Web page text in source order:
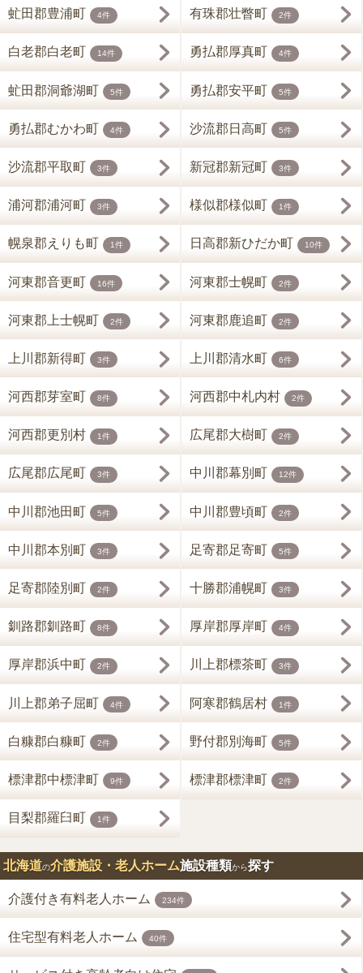
虻田郡豊浦町 4件 有珠郡壮瞥町 2件
白老郡白老町 14件 勇払郡厚真町 4件
虻田郡洞爺湖町 5件 勇払郡安平町 5件
勇払郡むかわ町 4件 沙流郡日高町 5件
沙流郡平取町 3件 新冠郡新冠町 3件
浦河郡浦河町 3件 様似郡様似町 1件
幌泉郡えりも町 1件 日高郡新ひだか町 10件
河東郡音更町 16件 河東郡士幌町 2件
河東郡上士幌町 2件 河東郡鹿追町 2件
上川郡新得町 3件 上川郡清水町 6件
河西郡芽室町 8件 河西郡中札内村 2件
河西郡更別村 1件 広尾郡大樹町 2件
広尾郡広尾町 3件 中川郡幕別町 12件
中川郡池田町 5件 中川郡豊頃町 2件
中川郡本別町 3件 足寄郡足寄町 5件
足寄郡陸別町 2件 十勝郡浦幌町 3件
釧路郡釧路町 8件 厚岸郡厚岸町 4件
厚岸郡浜中町 2件 川上郡標茶町 3件
川上郡弟子屈町 4件 阿寒郡鶴居村 1件
白糠郡白糠町 2件 野付郡別海町 5件
標津郡中標津町 9件 標津郡標津町 2件
目梨郡羅臼町 1件
北海道の介護施設・老人ホーム施設種類から探す
介護付き有料老人ホーム 234件
住宅型有料老人ホーム 40件